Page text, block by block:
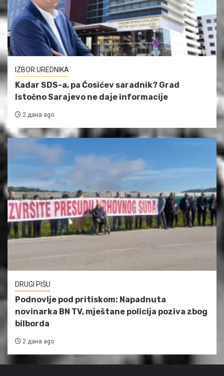
IZBOR UREDNIKA
Kadar SDS-a, pa Ćosićev saradnik? Grad
Istočno Sarajevo ne daje informacije
2 дана ago
DRUGI PIŠU
Podnovlje pod pritiskom: Napadnuta
novinarka BN TV, mještane policija poziva zbog
bilborda
2 дана ago